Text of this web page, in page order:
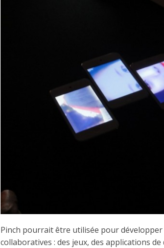
Pinch pourrait être utilisée pour
collaboratives : des jeux, des applications